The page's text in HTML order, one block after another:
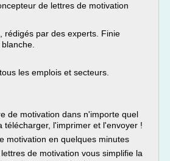
de lettres de motivation
rédigés par des experts. Finie
les emplois et secteurs.
de motivation dans n'importe quel
télécharger, l'imprimer et l'envoyer !
motivation en quelques minutes
de motivation vous simplifie la